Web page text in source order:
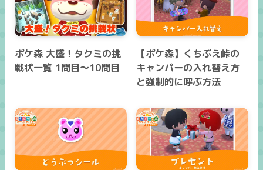
ポケ森 大盛！タクミの挑
戦状一覧 1問目～10問目
【ポケ森】くちぶえ峠の
キャンパーの入れ替え方
と強制的に呼ぶ方法